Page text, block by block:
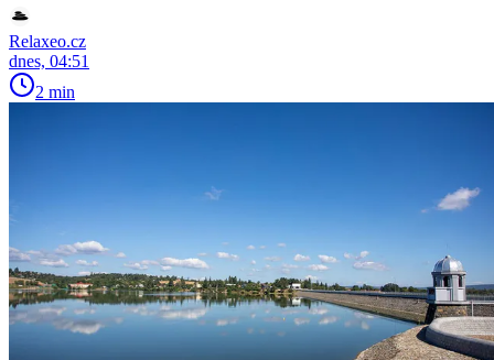
Relaxeo.cz
dnes, 04:51
2 min